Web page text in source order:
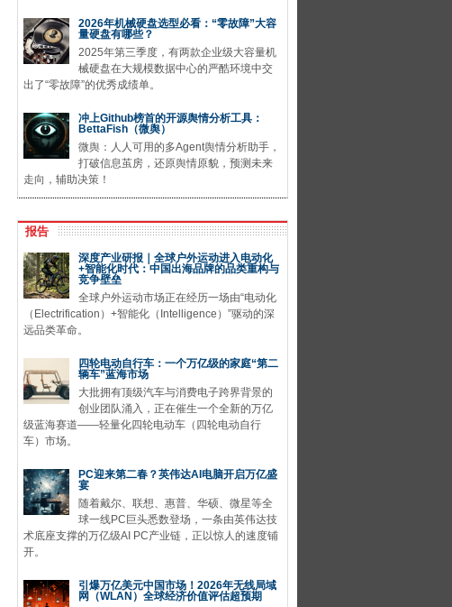
2026年机械硬盘选型必看：“零故障”大容
量硬盘有哪些？
2025年第三季度，有两款企业级大容量机
械硬盘在大规模数据中心的严酷环境中交
出了“零故障”的优秀成绩单。
冲上Github榜首的开源舆情分析工具：
BettaFish（微舆）
微舆：人人可用的多Agent舆情分析助手，
打破信息茧房，还原舆情原貌，预测未来
走向，辅助决策！
报告
深度产业研报｜全球户外运动进入电动化
+智能化时代：中国出海品牌的品类重构与
竞争壁垒
全球户外运动市场正在经历一场由“电动化
（Electrification）+智能化（Intelligence）”驱动的深
远品类革命。
四轮电动自行车：一个万亿级的家庭“第二
辆车”蓝海市场
大批拥有顶级汽车与消费电子跨界背景的
创业团队涌入，正在催生一个全新的万亿
级蓝海赛道——轻量化四轮电动车（四轮电动自行
车）市场。
PC迎来第二春？英伟达AI电脑开启万亿盛
宴
随着戴尔、联想、惠普、华硕、微星等全
球一线PC巨头悉数登场，一条由英伟达技
术底座支撑的万亿级AI PC产业链，正以惊人的速度铺
开。
引爆万亿美元中国市场！2026年无线局域
网（WLAN）全球经济价值评估超预期